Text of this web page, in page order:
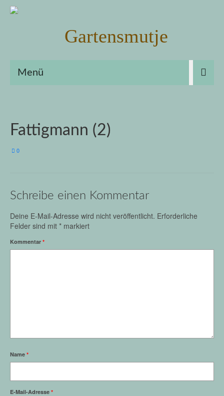
Menü
Fattigmann (2)
0
Schreibe einen Kommentar
Deine E-Mail-Adresse wird nicht veröffentlicht. Erforderliche
Felder sind mit * markiert
Kommentar *
Name *
E-Mail-Adresse *